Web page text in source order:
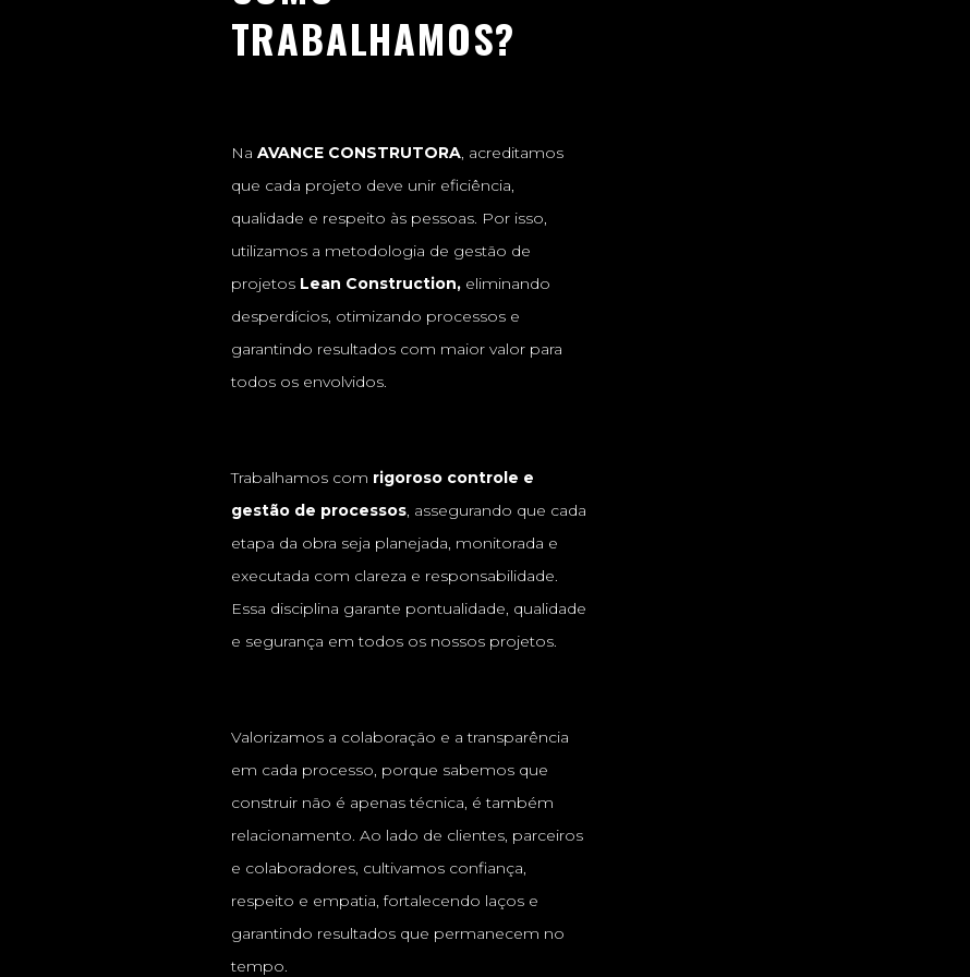
TRABALHAMOS?
Na AVANCE CONSTRUTORA, acreditamos
que cada projeto deve unir eficiência,
qualidade e respeito às pessoas. Por isso,
utilizamos a metodologia de gestão de
projetos Lean Construction,eliminando
desperdícios, otimizando processos e
garantindo resultados com maior valor para
todos os envolvidos.
Trabalhamos com rigoroso controle e
gestão de processos, assegurando que cada
etapa da obra seja planejada, monitorada e
executada com clareza e responsabilidade.
Essa disciplina garante pontualidade, qualidade
e segurança em todos os nossos projetos.
Valorizamos a colaboração e a transparência
em cada processo, porque sabemos que
construir não é apenas técnica, é também
relacionamento. Ao lado de clientes, parceiros
e colaboradores, cultivamos confiança,
respeito e empatia, fortalecendo laços e
garantindo resultados que permanecem no
tempo.